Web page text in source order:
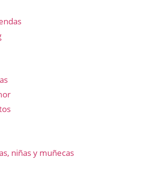
niñas y muñecas